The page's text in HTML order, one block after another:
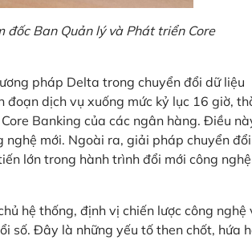
đốc Ban Quản lý và Phát triển Core
pháp Delta trong chuyển đổi dữ liệu
dịch vụ xuống mức kỷ lục 16 giờ,
Banking của các ngân hàng. Điều
mới. Ngoài ra, giải pháp chuyển đổi
lớn trong hành trình đổi mới công nghệ
hệ thống, định vị chiến lược công nghệ
số. Đây là những yếu tố then chốt, hứa